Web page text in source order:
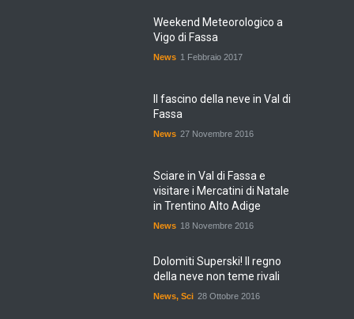
Weekend Meteorologico a
Vigo di Fassa
News 1 Febbraio 2017
Il fascino della neve in Val di
Fassa
News 27 Novembre 2016
Sciare in Val di Fassa e
visitare i Mercatini di Natale
in Trentino Alto Adige
News 18 Novembre 2016
Dolomiti Superski! Il regno
della neve non teme rivali
News, Sci 28 Ottobre 2016